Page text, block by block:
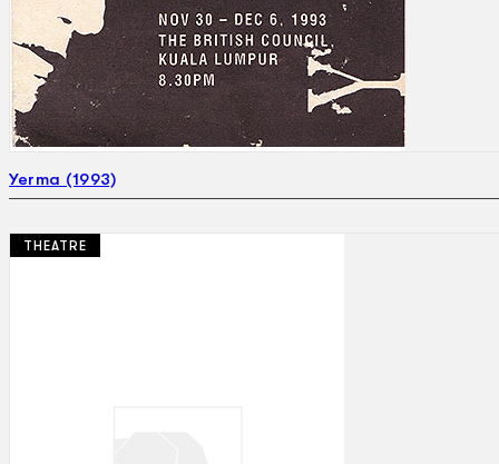
Yerma (1993)
THEATRE